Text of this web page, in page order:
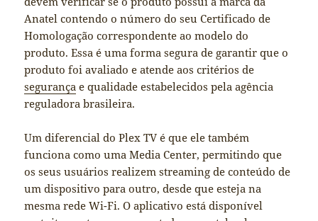
Anatel contendo o número do seu Certificado de
Homologação correspondente ao modelo do
produto. Essa é uma forma segura de garantir que o
produto foi avaliado e atende aos critérios de
segurança e qualidade estabelecidos pela agência
reguladora brasileira.
Um diferencial do Plex TV é que ele também
funciona como uma Media Center, permitindo que
os seus usuários realizem streaming de conteúdo de
um dispositivo para outro, desde que esteja na
mesma rede Wi-Fi. O aplicativo está disponível